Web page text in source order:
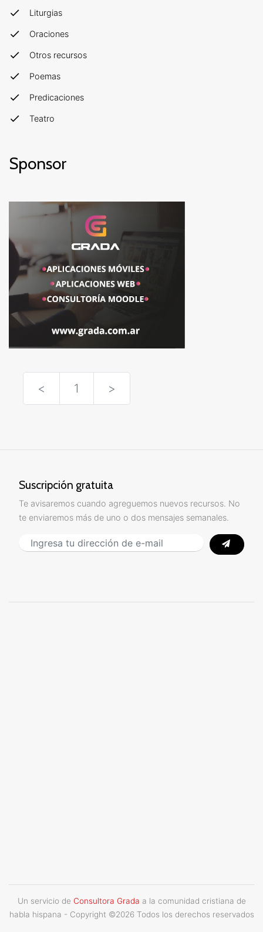
Liturgias
Oraciones
Otros recursos
Poemas
Predicaciones
Teatro
Sponsor
< 1 >
Suscripción gratuita
Te avisaremos cuando agreguemos nuevos recursos. No
te enviaremos más de uno o dos mensajes semanales.
Un servicio de Consultora Grada a la comunidad cristiana de
habla hispana - Copyright ©2026 Todos los derechos reservados